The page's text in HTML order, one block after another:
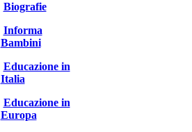
Biografie
Informa
Bambini
Educazione in
Italia
Educazione in
Europa